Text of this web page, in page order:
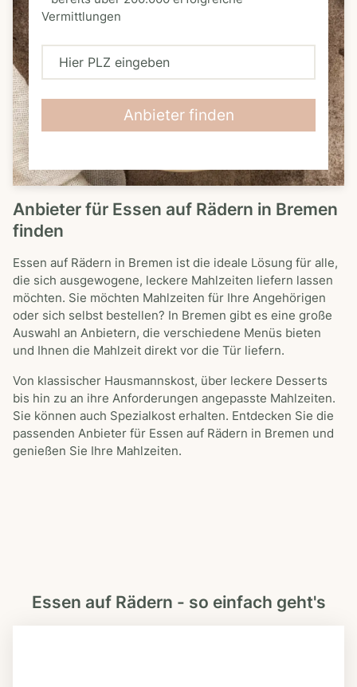
Vermittlungen
H
L
Z
e
n
g
e
b
e
Anbieter finden
Anbieter für Essen auf Rädern in Bremen
finden
Essen auf Rädern in Bremen ist die ideale Lösung für alle,
die sich ausgewogene, leckere Mahlzeiten liefern lassen
möchten. Sie möchten Mahlzeiten für Ihre Angehörigen
oder sich selbst bestellen? In Bremen gibt es eine große
Auswahl an Anbietern, die verschiedene Menüs bieten
und Ihnen die Mahlzeit direkt vor die Tür liefern.
Von klassischer Hausmannskost, über leckere Desserts
bis hin zu an ihre Anforderungen angepasste Mahlzeiten.
Sie können auch Spezialkost erhalten. Entdecken Sie die
passenden Anbieter für Essen auf Rädern in Bremen und
genießen Sie Ihre Mahlzeiten.
Essen auf Rädern - so einfach geht's